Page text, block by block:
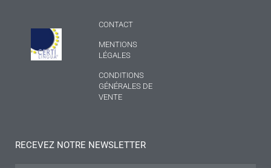
CONTACT
MENTIONS
LÉGALES
CONDITIONS
GÉNÉRALES DE
VENTE
RECEVEZ NOTRE NEWSLETTER